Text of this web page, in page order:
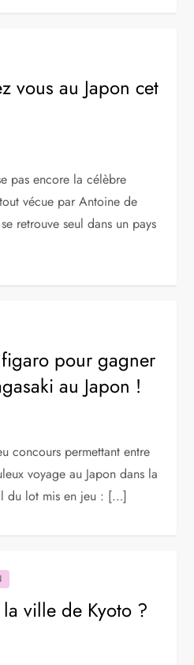
vous au Japon cet
pas encore la célèbre
vécue par Antoine de
retrouve seul dans un pays
pour gagner
au Japon !
concours permettant entre
voyage au Japon dans la
du lot mis en jeu : […]
ville de Kyoto ?